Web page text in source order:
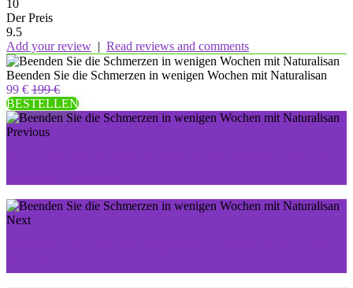
10
Der Preis
9.5
Add your review | Read reviews and comments
Beenden Sie die Schmerzen in wenigen Wochen mit Naturalisan
99 € 199 €
BESTELLEN
Previous
Next